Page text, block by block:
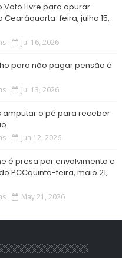
Voto Livre para apurar
feira, julho 15,
Jul 16, 2026
para não pagar pensão é
Jul 13, 2026
amputar o pé para receber
Jun 12, 2026
é presa por envolvimento e
PCCquinta-feira, maio 21,
May 21, 2026